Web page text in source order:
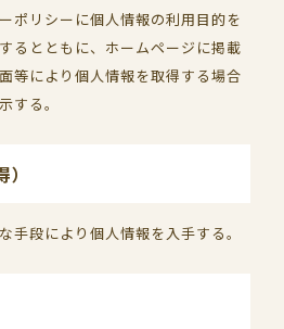
ポリシーに個人情報の利用目的を
るとともに、ホームページに掲載
等により個人情報を取得する場合
する。
手段により個人情報を入手する。